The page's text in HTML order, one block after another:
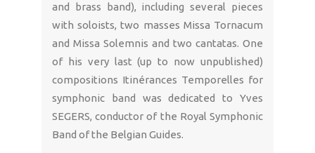
and brass band), including several pieces
with soloists, two masses Missa Tornacum
and Missa Solemnis and two cantatas. One
of his very last (up to now unpublished)
compositions Itinérances Temporelles for
symphonic band was dedicated to Yves
SEGERS, conductor of the Royal Symphonic
Band of the Belgian Guides.